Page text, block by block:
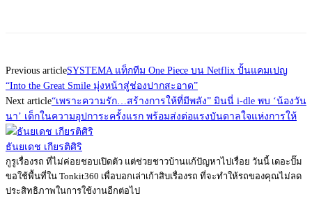
Previous articleSYSTEMA แท็กทีม One Piece บน Netflix ปั้นแคมเปญ
“Into the Great Smile มุ่งหน้าสู่ช่องปากสะอาด”
Next article“เพราะความรัก…สร้างการให้ที่มีพลัง” มินนี่ i-dle พบ ‘น้องวัน
นา’ เด็กในความอุปการะครั้งแรก พร้อมส่งต่อแรงบันดาลใจแห่งการให้
ธันยเดช เกียรติศิริ
กูรูเรื่องรถ ที่ไม่ค่อยชอบเปิดตัว แต่ช่วยชาวบ้านแก้ปัญหาไปเรื่อย วันนี้ เดอะปั๊ม
ขอใช้พื้นที่ใน Tonkit360 เพื่อบอกเล่าเก้าสิบเรื่องรถ ที่จะทำให้รถของคุณไม่ลด
ประสิทธิภาพในการใช้งานอีกต่อไป